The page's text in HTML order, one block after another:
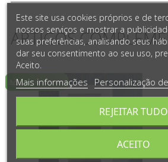
ARTIGOS
Este site usa cookies próprios e de
nossos serviços e mostrar a
suas preferências, analisando seus
dar seu consentimento ao seu uso,
Aceito.
Mais informações Personalização
REJEITAR TUDO
ACEITO